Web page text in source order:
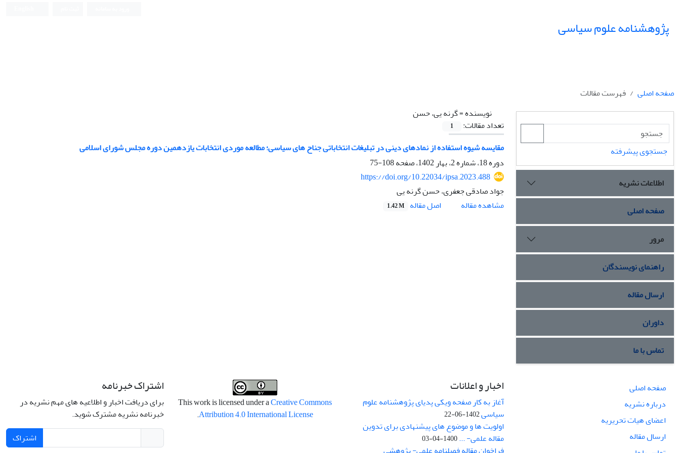
پژوهشنامه علوم سیاسی
صفحه اصلی
فهرست مقالات
نویسنده =گرنه یی، حسن
تعداد مقالات:
1
مقایسه شیوه استفاده از نمادهای دینی در تبلیغات انتخاباتی جناح های سیاسی؛ مطالعه موردی انتخابات یازدهمین دوره مجلس شورای اسلامی
دوره 18، شماره 2، بهار 1402، صفحه
108-75
https://doi.org/10.22034/ipsa.2023.488
جواد صادقی جعفری، حسن گرنه یی
مشاهده مقاله
اصل مقاله 1.42 M
جستجوی پیشرفته
اطلاعات نشریه
صفحه اصلی
مرور
راهنمای نویسندگان
ارسال مقاله
داوران
تماس با ما
صفحه اصلی
درباره نشریه
اعضای هیات تحریریه
ارسال مقاله
اخبار و اعلانات
آغاز به کار صفحه ویکی پدیای پژوهشنامه علوم
سیاسی1402-06-22
اولویت ها و موضوع های پیشنهادی برای تدوین
مقاله علمی- ...1400-04-03
This work is licensed under aCreative Commons
Attribution 4.0 International License
.
اشتراک خبرنامه
برای دریافت اخبار و اطلاعیه های مهم نشریه در
خبرنامه نشریه مشترک شوید.
اشتراک